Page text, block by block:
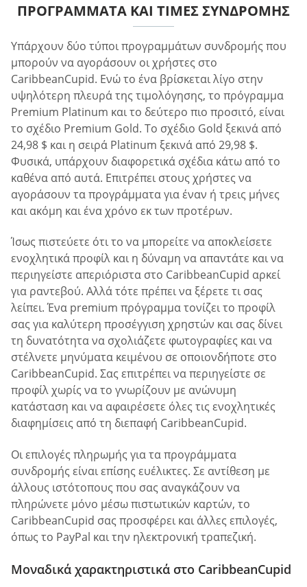
ΠΡΟΓΡΆΜΜΑΤΑ ΚΑΙ ΤΙΜΈΣ ΣΥΝΔΡΟΜΉΣ
Υπάρχουν δύο τύποι προγραμμάτων συνδρομής που
μπορούν να αγοράσουν οι χρήστες στο
CaribbeanCupid. Ενώ το ένα βρίσκεται λίγο στην
υψηλότερη πλευρά της τιμολόγησης, το πρόγραμμα
Premium Platinum και το δεύτερο πιο προσιτό, είναι
το σχέδιο Premium Gold. Το σχέδιο Gold ξεκινά από
24,98 $ και η σειρά Platinum ξεκινά από 29,98 $.
Φυσικά, υπάρχουν διαφορετικά σχέδια κάτω από το
καθένα από αυτά. Επιτρέπει στους χρήστες να
αγοράσουν τα προγράμματα για έναν ή τρεις μήνες
και ακόμη και ένα χρόνο εκ των προτέρων.
Ίσως πιστεύετε ότι το να μπορείτε να αποκλείσετε
ενοχλητικά προφίλ και η δύναμη να απαντάτε και να
περιηγείστε απεριόριστα στο CaribbeanCupid αρκεί
για ραντεβού. Αλλά τότε πρέπει να ξέρετε τι σας
λείπει. Ένα premium πρόγραμμα τονίζει το προφίλ
σας για καλύτερη προσέγγιση χρηστών και σας δίνει
τη δυνατότητα να σχολιάζετε φωτογραφίες και να
στέλνετε μηνύματα κειμένου σε οποιονδήποτε στο
CaribbeanCupid. Σας επιτρέπει να περιηγείστε σε
προφίλ χωρίς να το γνωρίζουν με ανώνυμη
κατάσταση και να αφαιρέσετε όλες τις ενοχλητικές
διαφημίσεις από τη διεπαφή CaribbeanCupid.
Οι επιλογές πληρωμής για τα προγράμματα
συνδρομής είναι επίσης ευέλικτες. Σε αντίθεση με
άλλους ιστότοπους που σας αναγκάζουν να
πληρώνετε μόνο μέσω πιστωτικών καρτών, το
CaribbeanCupid σας προσφέρει και άλλες επιλογές,
όπως το PayPal και την ηλεκτρονική τραπεζική.
Μοναδικά χαρακτηριστικά στο CaribbeanCupid